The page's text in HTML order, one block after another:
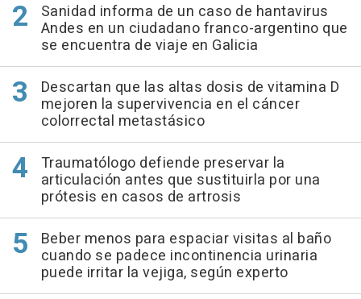
Sanidad informa de un caso de hantavirus
Andes en un ciudadano franco-argentino que
se encuentra de viaje en Galicia
Descartan que las altas dosis de vitamina D
mejoren la supervivencia en el cáncer
colorrectal metastásico
Traumatólogo defiende preservar la
articulación antes que sustituirla por una
prótesis en casos de artrosis
Beber menos para espaciar visitas al baño
cuando se padece incontinencia urinaria
puede irritar la vejiga, según experto